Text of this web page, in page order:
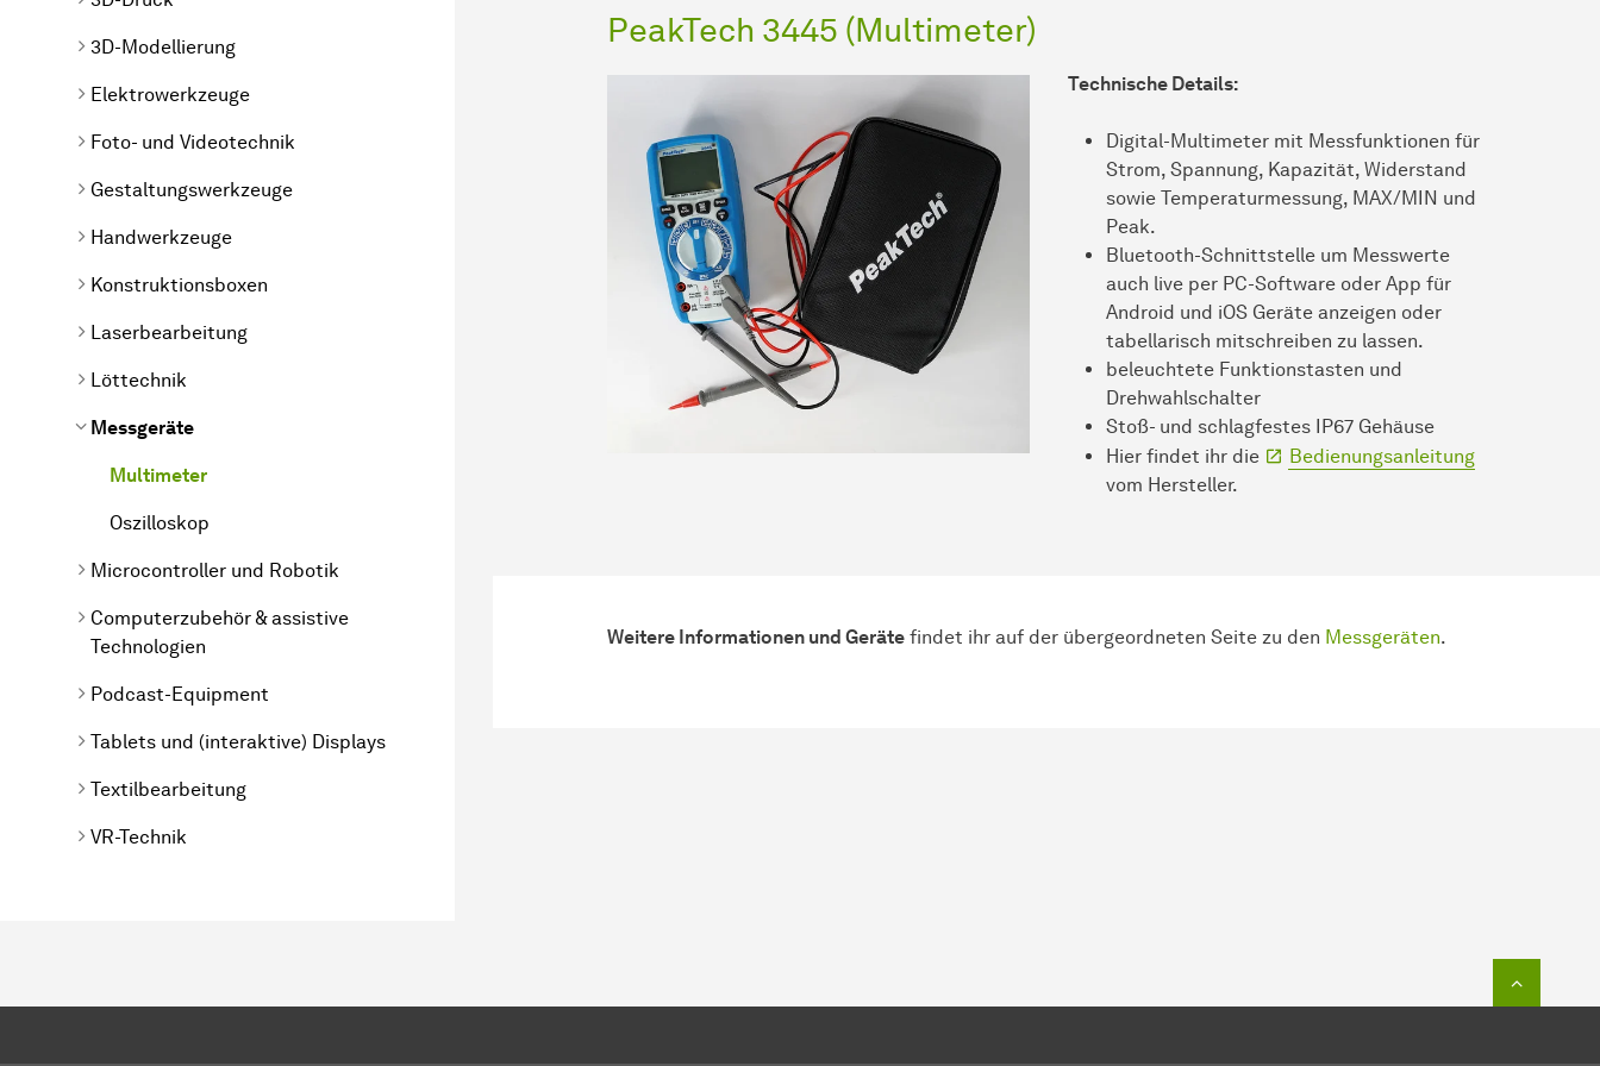
3D-Modellierung
Elektrowerkzeuge
Foto- und Videotechnik
Gestaltungswerkzeuge
Handwerkzeuge
Konstruktionsboxen
Laserbearbeitung
Löttechnik
Messgeräte
Multimeter
Oszilloskop
Microcontroller und Robotik
Computerzubehör & assistive
Technologien
Podcast-Equipment
Tablets und (interaktive) Displays
Textilbearbeitung
VR-Technik
PeakTech 3445 (Multimeter)
Technische Details:
Digital-Multimeter mit Messfunktionen für
Strom, Spannung, Kapazität, Widerstand
sowie Temperaturmessung, MAX/MIN und
Peak.
Bluetooth-Schnittstelle um Messwerte
auch live per PC-Software oder App für
Android und iOS Geräte anzeigen oder
tabellarisch mitschreiben zu lassen.
beleuchtete Funktionstasten und
Drehwahlschalter
Stoß- und schlagfestes IP67 Gehäuse
Hier findet ihr die
Bedienungsanleitung
vom Hersteller.
Weitere Informationen und Geräte findet ihr auf der übergeordneten Seite zu den Messgeräten.